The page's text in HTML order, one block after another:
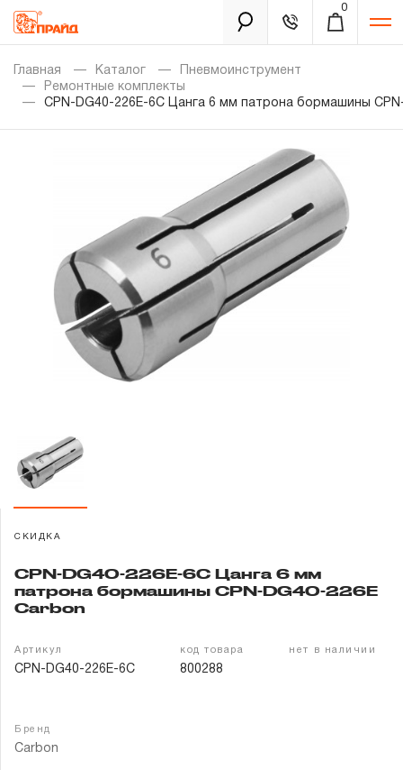
0
Каталог
Золотая лихорадка
Уцененный товар
О нас
Новости
Гарантия и сервис
Доставка и оплата
Контакты
Забыли пароль?
Главная Каталог
Пневмоинструмент
Ремонтные комплекты
CPN-DG40-226E-6C Цанга 6 мм патрона бормашины
СКИДКА
CPN-DG40-226E-6C Цанга 6 мм
патрона бормашины CPN-DG40-226E
Carbon
Артикул
CPN-DG40-226E-6C
код товара
800288
нет в наличии
Бренд
Carbon